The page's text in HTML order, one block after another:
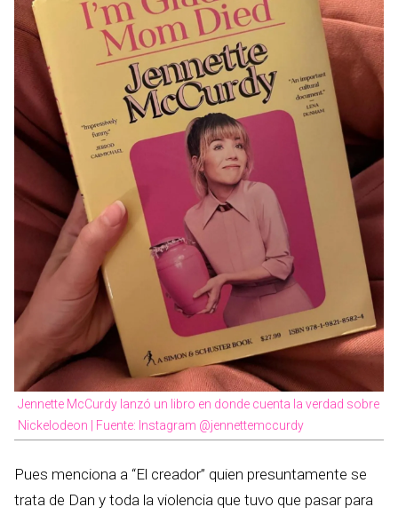
Jennette McCurdy lanzó un libro en donde cuenta la verdad sobre
Nickelodeon | Fuente: Instagram @jennettemccurdy
Pues menciona a “El creador” quien presuntamente se
trata de Dan y toda la violencia que tuvo que pasar para